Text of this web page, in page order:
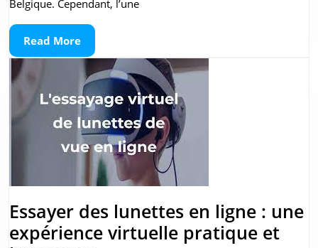
Ligne
Votre
Style
Parfait
avec
OptiStore.be
Belgique. Cependant, l’une
Read MoreRead
More
Essayer des lunettes en ligne : une
expérience virtuelle pratique et